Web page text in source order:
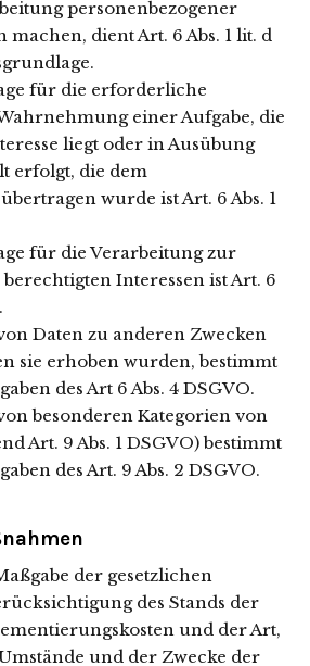
personenbezogener
dient Art. 6 Abs. 1 lit. d
für die erforderliche
einer Aufgabe, die
liegt oder in Ausübung
erfolgt, die dem
wurde ist Art. 6 Abs. 1
für die Verarbeitung zur
Interessen ist Art. 6
Daten zu anderen Zwecken
sie erhoben wurden, bestimmt
des Art 6 Abs. 4 DSGVO.
besonderen Kategorien von
Art. 9 Abs. 1 DSGVO) bestimmt
des Art. 9 Abs. 2 DSGVO.
der gesetzlichen
des Stands der
und der Art,
und der Zwecke der